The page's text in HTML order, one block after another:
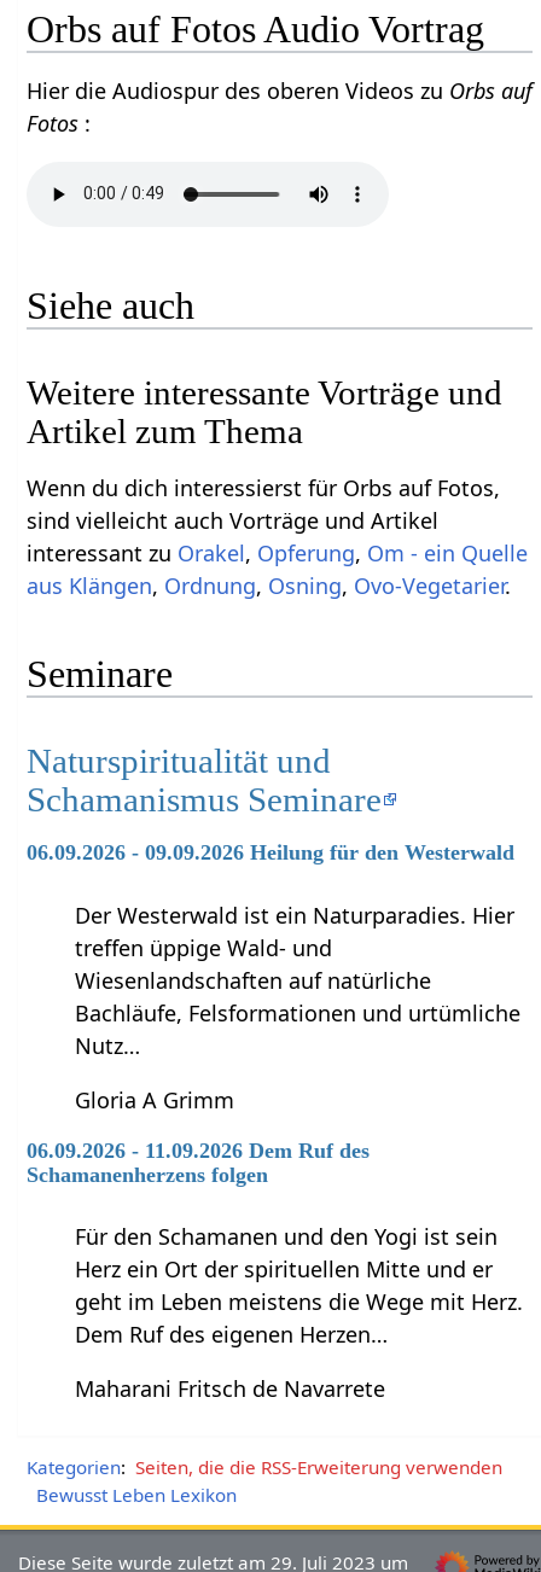
Orbs auf Fotos Audio Vortrag
Hier die Audiospur des oberen Videos zu Orbs auf
Fotos :
Siehe auch
Weitere interessante Vorträge und
Artikel zum Thema
Wenn du dich interessierst für Orbs auf Fotos,
sind vielleicht auch Vorträge und Artikel
interessant zu Orakel, Opferung, Om - ein Quelle
aus Klängen, Ordnung, Osning, Ovo-Vegetarier.
Seminare
Naturspiritualität und
Schamanismus Seminare
06.09.2026 - 09.09.2026 Heilung für den Westerwald
Der Westerwald ist ein Naturparadies. Hier
treffen üppige Wald- und
Wiesenlandschaften auf natürliche
Bachläufe, Felsformationen und urtümliche
Nutz…
Gloria A Grimm
06.09.2026 - 11.09.2026 Dem Ruf des
Schamanenherzens folgen
Für den Schamanen und den Yogi ist sein
Herz ein Ort der spirituellen Mitte und er
geht im Leben meistens die Wege mit Herz.
Dem Ruf des eigenen Herzen…
Maharani Fritsch de Navarrete
Kategorien: Seiten, die die RSS-Erweiterung verwenden
Bewusst Leben Lexikon
Diese Seite wurde zuletzt am 29. Juli 2023 um